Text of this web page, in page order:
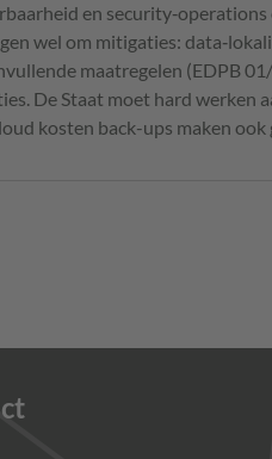
en
wel om mitigaties:
maatregelen (EDPB
De Staat moet hard werken
kosten back-ups maken